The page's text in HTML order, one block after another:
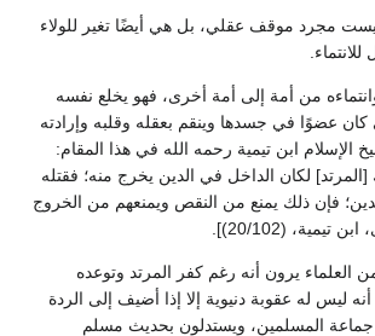
مجرد موقف عقلي، بل هي أيضًا تغير للولاء
من أمة إلى أمة أخرى، فهو يخلع نفسه
كان عضوًا في جسدها وينقم بعقله وقلبه وإرادته
الإسلام ابن تيمية رحمه الله في هذا المقام:
[المرتد] لكان الداخل في الدين يخرج منه؛ فقتله
فإن ذلك يمنع من النقص ويمنعهم من الخروج
(20/102)].
العلماء يرون أنه رغم كفر المرتد وتوعده
أنه ليس له عقوبة دنيوية إلا إذا أضيف إلى الردة
المسلمين، ويستدلون بحديث مسلم